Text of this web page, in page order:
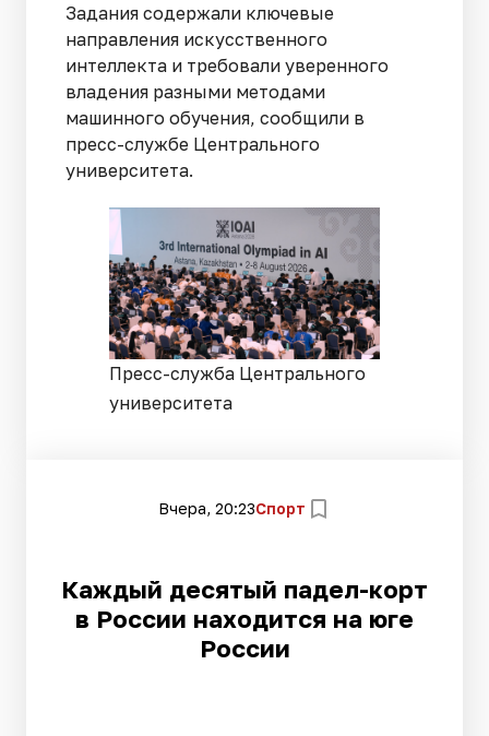
Задания содержали ключевые
направления искусственного
интеллекта и требовали уверенного
владения разными методами
машинного обучения, сообщили в
пресс-службе Центрального
университета.
Пресс-служба Центрального
университета
Вчера, 20:23Спорт
Каждый десятый падел-корт
в России находится на юге
России